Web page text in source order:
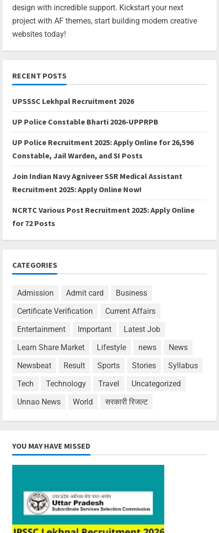
design with incredible support. Kickstart your next
project with AF themes, start building modern creative
websites today!
RECENT POSTS
UPSSSC Lekhpal Recruitment 2026
UP Police Constable Bharti 2026-UPPRPB
UP Police Recruitment 2025: Apply Online for 26,596
Constable, Jail Warden, and SI Posts
Join Indian Navy Agniveer SSR Medical Assistant
Recruitment 2025: Apply Online Now!
NCRTC Various Post Recruitment 2025: Apply Online
for 72 Posts
CATEGORIES
Admission Admit card
Business
Certificate Verification
Current Affairs
Entertainment
Important
Latest Job
Learn Share Market
Lifestyle news
News
Newsbeat
Result Sports Stories
Syllabus
Tech
Technology Travel
Uncategorized
Unnao News
World सरकारी रिजल्ट
YOU MAY HAVE MISSED